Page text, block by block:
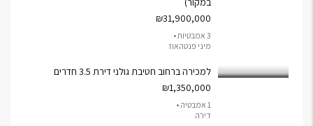
₪31,900,000
3 אמבטיות •
מיני פנטהאוז
למכירה ברחוב חטיבת גולני דירת 3.5 חדרים
₪1,350,000
1 אמבטיה •
דירה